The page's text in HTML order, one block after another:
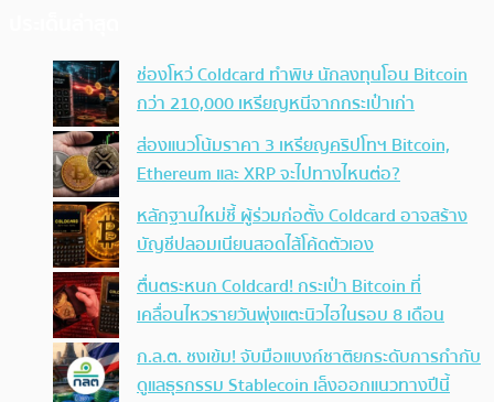
ช่องโหว่ Coldcard ทำพิษ นักลงทุนโอน Bitcoin
กว่า 210,000 เหรียญหนีจากกระเป๋าเก่า
ส่องแนวโน้มราคา 3 เหรียญคริปโทฯ Bitcoin,
Ethereum และ XRP จะไปทางไหนต่อ?
หลักฐานใหม่ชี้ ผู้ร่วมก่อตั้ง Coldcard อาจสร้าง
บัญชีปลอมเนียนสอดไส้โค้ดตัวเอง
ตื่นตระหนก Coldcard! กระเป๋า Bitcoin ที่
เคลื่อนไหวรายวันพุ่งแตะนิวไฮในรอบ 8 เดือน
ก.ล.ต. ชงเข้ม! จับมือแบงก์ชาติยกระดับการกำกับ
ดูแลธุรกรรม Stablecoin เล็งออกแนวทางปีนี้